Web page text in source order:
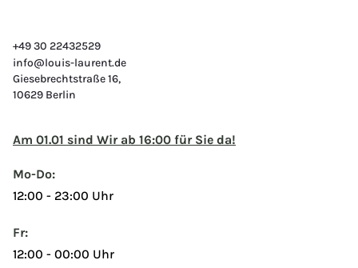
+49 30 22432529
info@louis-laurent.de
Giesebrechtstraße 16,
10629 Berlin
Am 01.01 sind Wir ab 16:00 für Sie da!
Mo-Do:
12:00 - 23:00 Uhr
Fr:
12:00 - 00:00 Uhr